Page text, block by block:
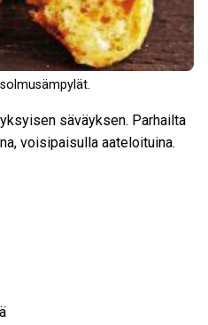
säväyksen. Parhailta
voisipaisulla aateloituina.